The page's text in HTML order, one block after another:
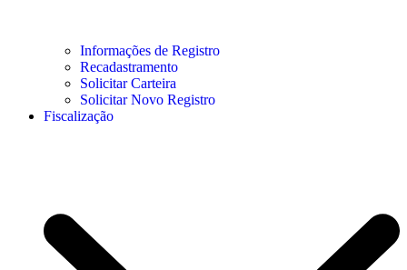
Informações de Registro
Recadastramento
Solicitar Carteira
Solicitar Novo Registro
Fiscalização